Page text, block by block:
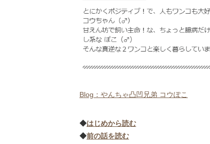
Blog：やんちゃ凸凹兄弟 コウぽこ
◆はじめから読む
◆前の話を読む